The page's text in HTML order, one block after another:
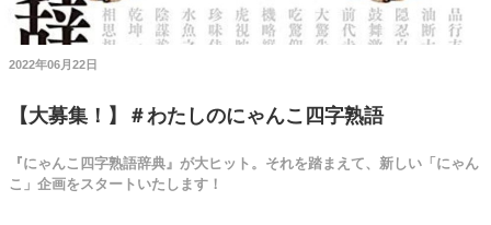
2022年06月22日
【大募集！】＃わたしのにゃんこ四字熟語
『にゃんこ四字熟語辞典』が大ヒット。それを踏まえて、新しい「にゃん
こ」企画をスタートいたします！